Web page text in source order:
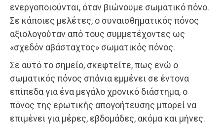
ενεργοποιούνται, όταν βιώνουμε σωματικό πόνο.
Σε κάποιες μελέτες, ο συναισθηματικός πόνος
αξιολογούταν από τους συμμετέχοντες ως
«σχεδόν αβάσταχτος» σωματικός πόνος.
Σε αυτό το σημείο, σκεφτείτε, πως ενώ ο
σωματικός πόνος σπάνια εμμένει σε έντονα
επίπεδα για ένα μεγάλο χρονικό διάστημα, ο
πόνος της ερωτικής απογοήτευσης μπορεί να
επιμένει για μέρες, εβδομάδες, ακόμα και μήνες.